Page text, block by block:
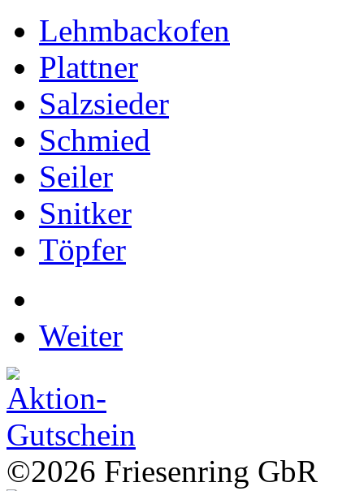
Lehmbackofen
Plattner
Salzsieder
Schmied
Seiler
Snitker
Töpfer
Weiter
©2026 Friesenring GbR